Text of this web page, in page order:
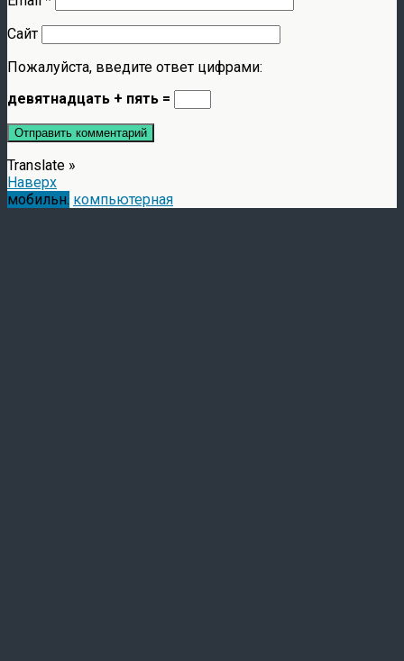
Сайт
Пожалуйста, введите ответ цифрами:
девятнадцать + пять =
Translate »
Наверх
мобильн. компьютерная